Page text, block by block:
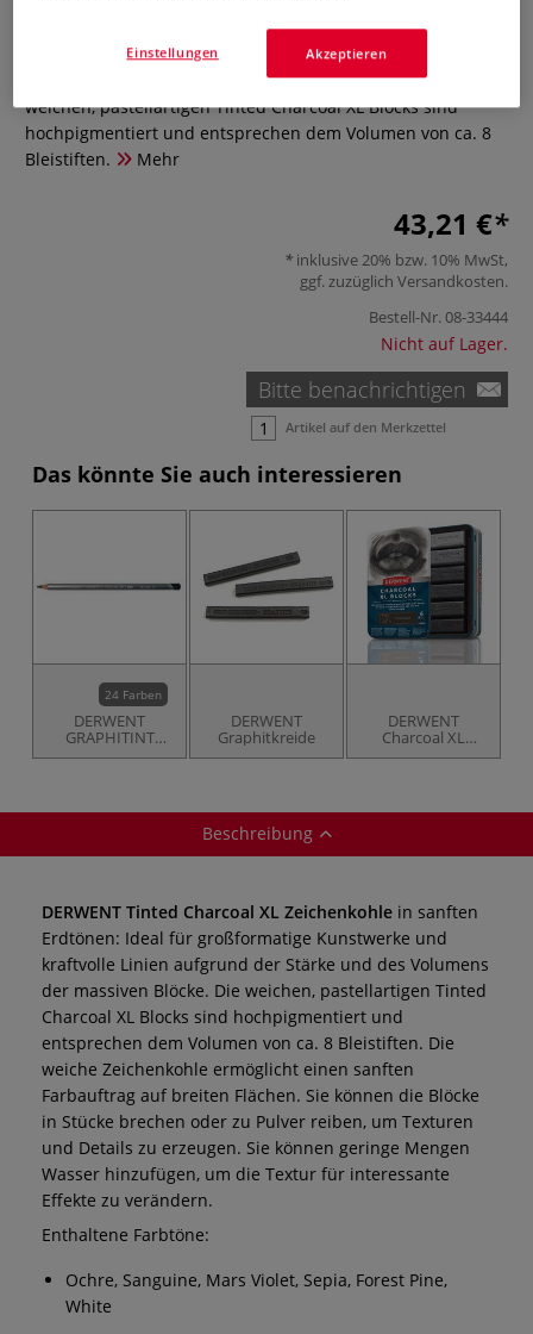
Tinted Charcoal XL Zeichenkohle in sanften Erdtönen:
Ochre, Sanguine, Mars Violet, Sepia, Forest Pine, White. Die
weichen, pastellartigen Tinted Charcoal XL Blocks sind
hochpigmentiert und entsprechen dem Volumen von ca. 8
Bleistiften.
Mehr
43,21 €
inklusive 20% bzw. 10% MwSt,
ggf. zuzüglich Versandkosten.
Bestell-Nr.08-33444
Nicht auf Lager.
Bitte benachrichtigen
Artikel auf den Merkzettel
Das könnte Sie auch interessieren
24 Farben
DERWENT
GRAPHITINT
farbiger,
DERWENT
Graphitkreide
DERWENT
Charcoal XL
Blocks Set
Beschreibung
DERWENT Tinted Charcoal XL Zeichenkohle in sanften
Erdtönen: Ideal für großformatige Kunstwerke und
kraftvolle Linien aufgrund der Stärke und des Volumens
der massiven Blöcke. Die weichen, pastellartigen Tinted
Charcoal XL Blocks sind hochpigmentiert und
entsprechen dem Volumen von ca. 8 Bleistiften. Die
weiche Zeichenkohle ermöglicht einen sanften
Farbauftrag auf breiten Flächen. Sie können die Blöcke
in Stücke brechen oder zu Pulver reiben, um Texturen
und Details zu erzeugen. Sie können geringe Mengen
Wasser hinzufügen, um die Textur für interessante
Effekte zu verändern.
Enthaltene Farbtöne:
Ochre, Sanguine, Mars Violet, Sepia, Forest Pine,
White
Akzeptieren
Einstellungen